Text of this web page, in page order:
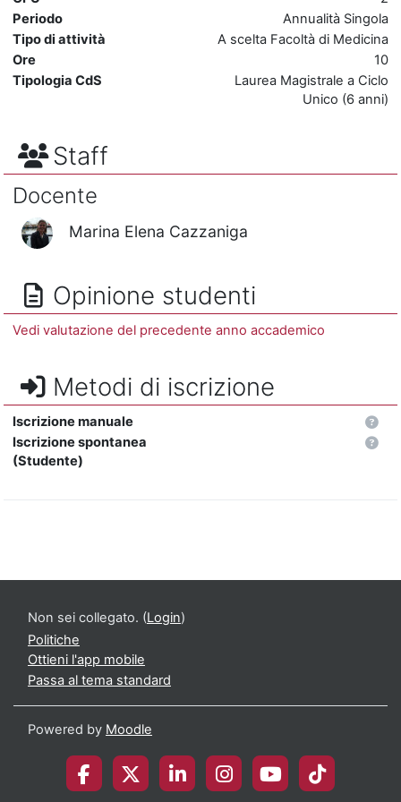
Periodo
Annualità Singola
Tipo di attività
A scelta Facoltà di Medicina
Ore
10
Tipologia CdS
Laurea Magistrale a Ciclo
Unico (6 anni)
Staff
Docente
Marina Elena Cazzaniga
Opinione studenti
Vedi valutazione del precedente anno accademico
Metodi di iscrizione
Iscrizione manuale
Iscrizione spontanea
(Studente)
Non sei collegato. (Login)
Politiche
Ottieni l'app mobile
Passa al tema standard
Powered by Moodle